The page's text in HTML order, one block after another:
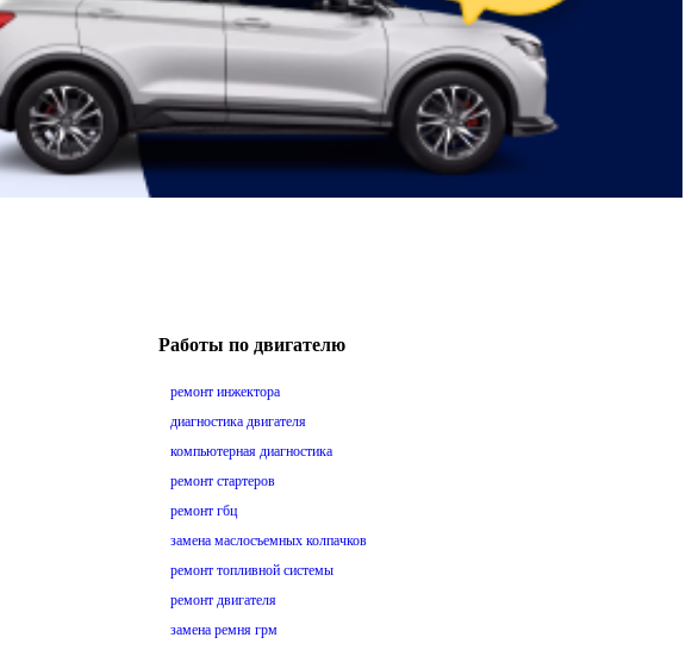
Работы по двигателю
ремонт инжектора
диагностика двигателя
компьютерная диагностика
ремонт стартеров
ремонт гбц
замена маслосъемных колпачков
ремонт топливной системы
ремонт двигателя
замена ремня грм